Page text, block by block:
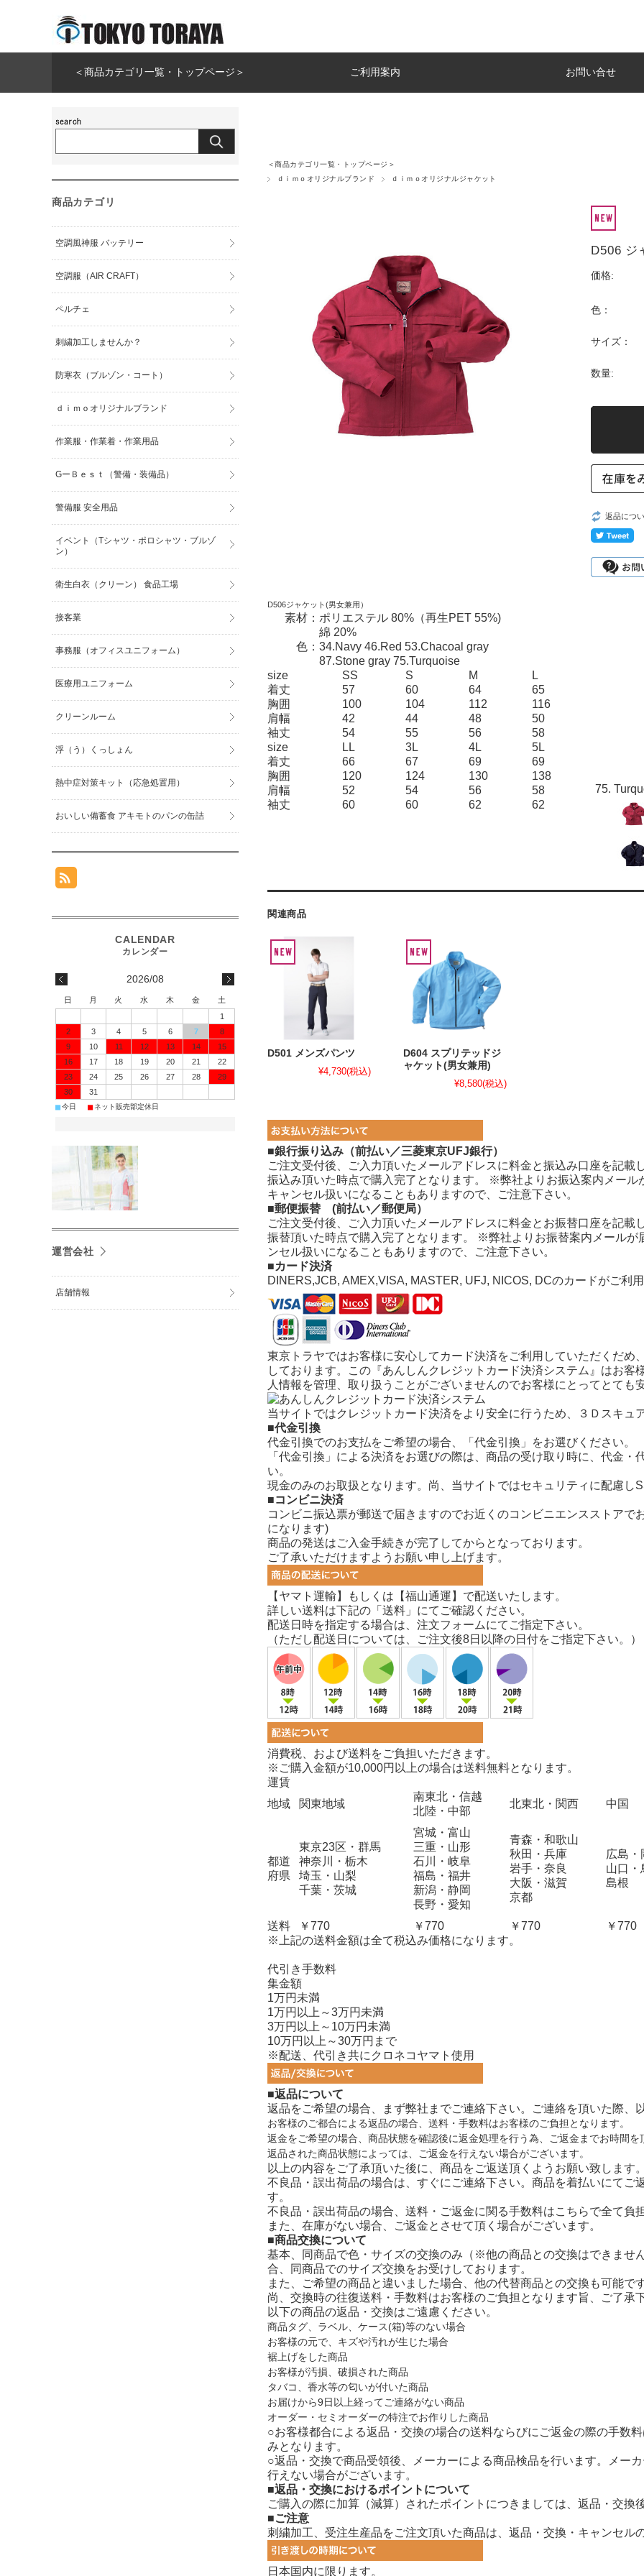
＜商品カテゴリ一覧・トップページ＞ ご利用案内 お問い合せ
＜商品カテゴリ一覧・トップページ＞
ｄｉｍｏオリジナルブランド
ｄｉｍｏオリジナルジャケット
D506 ジ
価格:
色：
サイズ：
数量:
返品につ
D506ジャケット(男女兼用）
素材： ポリエステル 80%（再生PET 55%)
綿 20%
色： 34.Navy 46.Red 53.Chacoal gray
87.Stone gray 75.Turquoise
size
SS S M
L
着丈
57 60 64
65
胸囲
100 104 112
116
肩幅
42 44 48
50
袖丈
54 55 56
58
size
LL 3L 4L
5L
着丈
66 67 69
69
胸囲
120 124 130
138
肩幅
52 54 56
58
袖丈
60 60 62 62
75.
関連商品
D501 メンズパンツ
¥4,730(税込)
D604 スプリテッドジ
ャケット(男女兼用)
¥8,580(税込)
■銀行振り込み（前払い／三菱東京UFJ銀行）
ご注文受付後、ご入力頂いたメールアドレスに料金と振込み口座を記
振込み頂いた時点で購入完了となります。
※弊社よりお振込案内メール
キャンセル扱いになることもありますので、ご注意下さい。
■郵便振替 (前払い／郵便局）
ご注文受付後、ご入力頂いたメールアドレスに料金とお振替口座を記
振替頂いた時点で購入完了となります。 ※弊社よりお振替案内メール
ンセル扱いになることもありますので、ご注意下さい。
■カード決済
DINERS,JCB, AMEX,VISA, MASTER, UFJ, NICOS, DCのカードがご利
東京トラヤではお客様に安心してカード決済をご利用していただくだめ
しております。この『あんしんクレジットカード決済システム』はお
人情報を管理、取り扱うことがございませんのでお客様にとってとても
当サイトではクレジットカード決済をより安全に行うため、３Ｄスキュ
■代金引換
代金引換でのお支払をご希望の場合、「代金引換」をお選びください。
「代金引換」による決済をお選びの際は、商品の受け取り時に、代金
い。
現金のみのお取扱となります。尚、当サイトではセキュリティに配慮し
■コンビニ決済
コンビニ振込票が郵送で届きますのでお近くのコンビニエンスストア
になります)
商品の発送はご入金手続きが完了してからとなっております。
ご了承いただけますようお願い申し上げます。
【ヤマト運輸】もしくは【福山通運】で配送いたします。
詳しい送料は下記の「送料」にてご確認ください。
配送日時を指定する場合は、注文フォームにてご指定下さい。
（ただし配送日については、ご注文後8日以降の日付をご指定下さい。）
消費税、および送料をご負担いただきます。
※ご購入金額が10,000円以上の場合は送料無料となります。
運賃
地域
関東地域
南東北・信越
北陸・中部
北東北・関西 中国
都道
府県
東京23区・群馬
神奈川・栃木
埼玉・山梨
千葉・茨城
宮城・富山
三重・山形
石川・岐阜
福島・福井
新潟・静岡
長野・愛知
青森・和歌山
秋田・兵庫
岩手・奈良
大阪・滋賀
京都
広島・
山口・
島根
送料 ￥770 ￥770 ￥770
￥770
※上記の送料金額は全て税込み価格になります。
代引き手数料
集金額
1万円未満
1万円以上～3万円未満
3万円以上～10万円未満
10万円以上～30万円まで
※配送、代引き共にクロネコヤマト使用
■返品について
返品をご希望の場合、まず弊社までご連絡下さい。ご連絡を頂いた際、
お客様のご都合による返品の場合、送料・手数料はお客様のご負担となります。
返金をご希望の場合、商品状態を確認後に返金処理を行う為、ご返金までお時間を
返品された商品状態によっては、ご返金を行えない場合がございます。
以上の内容をご了承頂いた後に、商品をご返送頂くようお願い致しま
不良品・誤出荷品の場合は、すぐにご連絡下さい。商品を着払いにてご
す。
不良品・誤出荷品の場合、送料・ご返金に関る手数料はこちらで全て負
また、在庫がない場合、ご返金とさせて頂く場合がございます。
■商品交換について
基本、同商品で色・サイズの交換のみ（※他の商品との交換はできませ
合、同商品でのサイズ交換をお受けしております。
また、ご希望の商品と違いました場合、他の代替商品との交換も可能で
尚、交換時の往復送料・手数料はお客様のご負担となります旨、ご了承
以下の商品の返品・交換はご遠慮ください。
商品タグ、ラベル、ケース(箱)等のない場合
お客様の元で、キズや汚れが生じた場合
裾上げをした商品
お客様が汚損、破損された商品
タバコ、香水等の匂いが付いた商品
お届けから9日以上経ってご連絡がない商品
オーダー・セミオーダーの特注でお作りした商品
○お客様都合による返品・交換の場合の送料ならびにご返金の際の手数
みとなります。
○返品・交換で商品受領後、メーカーによる商品検品を行います。メー
行えない場合がございます。
■返品・交換におけるポイントについて
ご購入の際に加算（減算）されたポイントにつきましては、返品・交換
■ご注意
刺繍加工、受注生産品をご注文頂いた商品は、返品・交換・キャンセル
日本国内に限ります。
商品カテゴリ
空調風神服 バッテリー
空調服（AIR CRAFT）
ペルチェ
刺繍加工しませんか？
防寒衣（ブルゾン・コート）
ｄｉｍｏオリジナルブランド
作業服・作業着・作業用品
GーＢｅｓｔ（警備・装備品）
警備服 安全用品
イベント（Tシャツ・ポロシャツ・ブルゾ
ン）
衛生白衣（クリーン） 食品工場
接客業
事務服（オフィスユニフォーム）
医療用ユニフォーム
クリーンルーム
浮（う）くっしょん
熱中症対策キット（応急処置用）
おいしい備蓄食 アキモトのパンの缶詰
2026/08
日 月 火 水 木 金
土
1
2
3 4 5 6 7
8
9
10 11 12 13 14
15
16
17 18 19 20 21
22
23
24 25 26 27 28
29
30
31
■今日 ■ネット販売部定休日
運営会社
店舗情報